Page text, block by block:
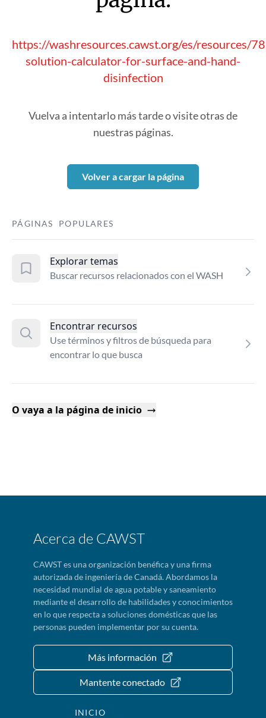
https://washresources.cawst.org/es/resources/
solution-calculator-for-surface-and-hand-
disinfection
Vuelva a intentarlo más tarde o visite otras de
nuestras páginas.
Volver a cargar la página
PÁGINAS POPULARES
Explorar temas
Buscar recursos relacionados con el WASH
Encontrar recursos
Use términos y filtros de búsqueda para
encontrar lo que busca
O vaya a la página de inicio
Acerca de CAWST
CAWST es una organización benéfica y una firma
autorizada de ingeniería de Canadá. Abordamos la
necesidad mundial de agua potable y saneamiento
mediante el desarrollo de habilidades y conocimientos
en lo que respecta a soluciones domésticas que las
personas pueden implementar por su cuenta.
Más información
Mantente conectado
INICIO